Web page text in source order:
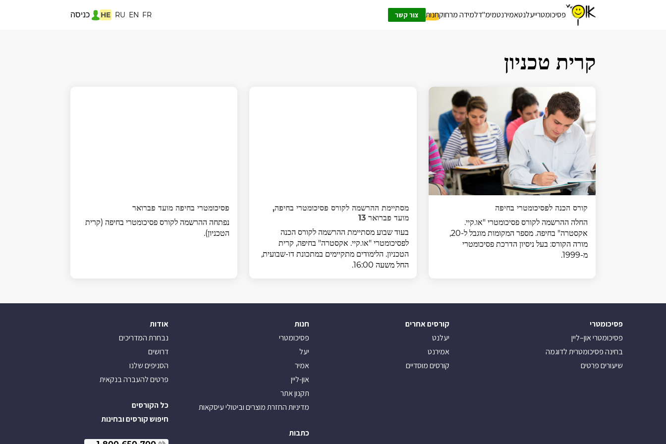
פסיכומטרייעלנטאמירנטמימ"דלמידה מרחוקחנות צור קשר HE RU EN FR כניסה
קרית טכניון
קורס הכנה לפסיכומטרי בחיפה
החלה ההרשמה לקורס פסיכומטרי "או.קיי.
אקסטרה" בחיפה. מספר המקומות מוגבל ל-20,
מורה הקורס: בעל ניסיון הדרכת פסיכומטרי
מ-1999.
מסתיימת ההרשמה לקורס פסיכומטרי בחיפה,
מועד פברואר 13
בעוד שבוע מסתיימת ההרשמה לקורס הכנה
לפסיכומטרי "או.קיי. אקסטרה" בחיפה, קרית
הטכניון. הלימודים מתקיימים במתכונת דו-שבועית,
החל משעה 16:00.
פסיכומטרי בחיפה מועד פברואר
נפתחה ההרשמה לקורס פסיכומטרי בחיפה (קרית
הטכניון).
פסיכומטרי
פסיכומטרי און–ליין
בחינה פסיכומטרית לדוגמה
שיעורים פרטים
קורסים אחרים
יעלנט
אמירנט
קורסים מוסדיים
חנות
פסיכומטרי
יעל
אמיר
און-ליין
תקנון אתר
מדיניות החזרת מוצרים וביטולי עיסקאות
כתבות
אודות
נבחרת המדריכים
דרושים
הסניפים שלנו
פרטים להעברה בנקאית
כל הקורסים
חיפוש קורסים ובחינות